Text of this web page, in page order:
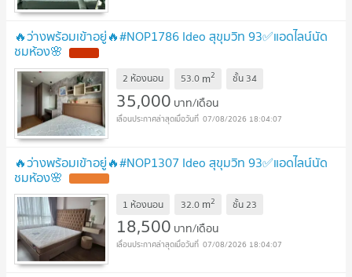
🔥ว่างพร้อมเข้าอยู่🔥#NOP1786 Ideo สุขุมวิท 93✅แอดไลน์นัด
ชมห้อง🌸
2 ห้องนอน 53.0 m2 ชั้น 34
35,000 บาท/เดือน
07/08/2026 18:04:07
🔥ว่างพร้อมเข้าอยู่🔥#NOP1307 Ideo สุขุมวิท 93✅แอดไลน์นัด
ชมห้อง🌸
1 ห้องนอน 32.0 m2 ชั้น23
18,500 บาท/เดือน
07/08/2026 18:04:07